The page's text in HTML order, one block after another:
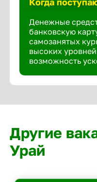
Денежные
банковскую
самозанятых
высоких
возможность
Другие
Урай